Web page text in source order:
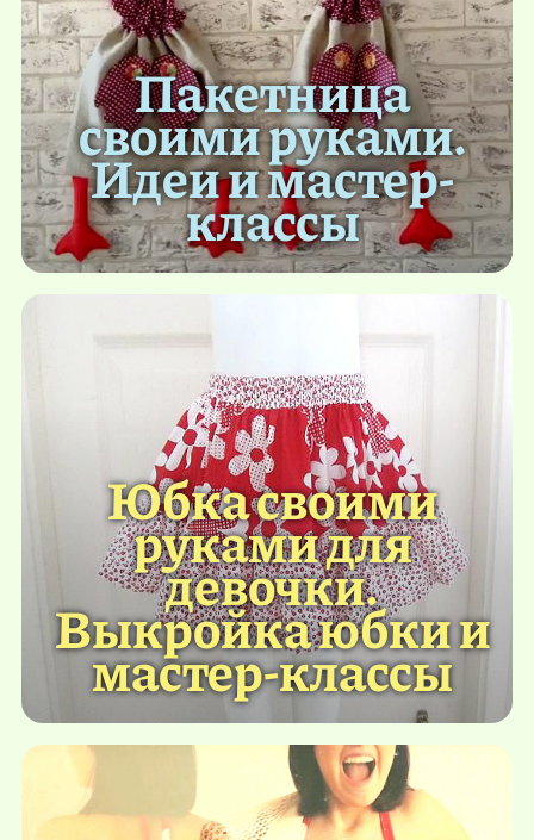
Пакетница
своими руками.
Идеи и мастер-
классы
Юбка своими
руками для
девочки.
Выкройка юбки и
мастер-классы